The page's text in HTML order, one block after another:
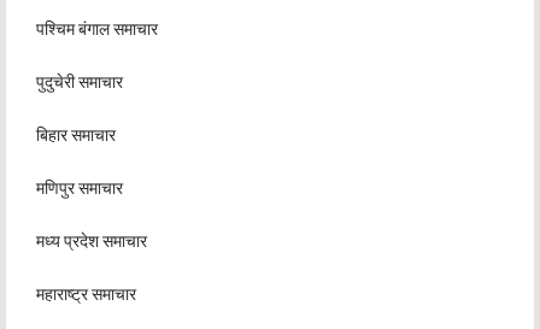
पश्चिम बंगाल समाचार
पुदुचेरी समाचार
बिहार समाचार
मणिपुर समाचार
मध्य प्रदेश समाचार
महाराष्ट्र समाचार